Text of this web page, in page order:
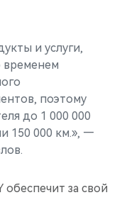
и услуги,
временем
поэтому
до 1 000 000
150 000 км.», —
за свой